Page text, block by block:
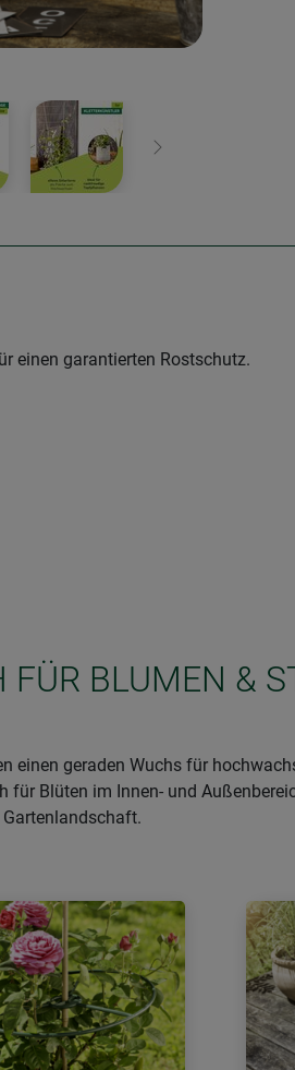
Weiter
einen garantierten Rostschutz.
FÜR BLUMEN &
einen geraden Wuchs für
für Blüten im Innen- und